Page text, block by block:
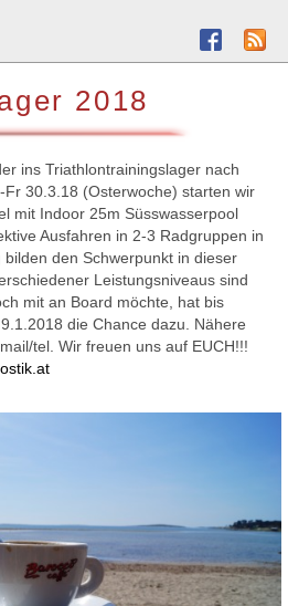
2018
ins Triathlontrainingslager nach
30.3.18 (Osterwoche) starten wir
mit Indoor 25m Süsswasserpool
Ausfahren in 2-3 Radgruppen in
den Schwerpunkt in dieser
Leistungsniveaus sind
mit an Board möchte, hat bis
die Chance dazu. Nähere
tel. Wir freuen uns auf EUCH!!!